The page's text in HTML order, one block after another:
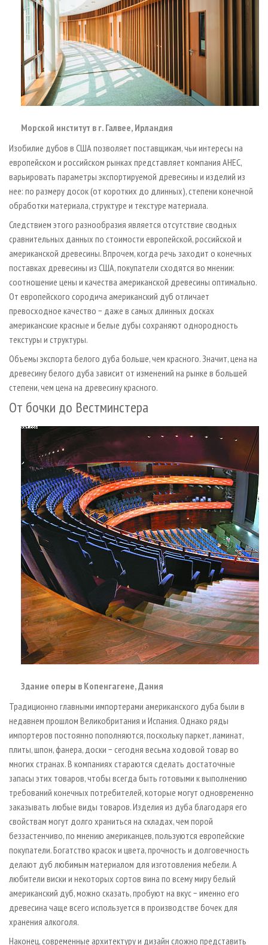
Морской институт в г. Галвее, Ирландия
Изобилие дубов в США позволяет поставщикам, чьи интересы на
европейском и российском рынках представляет компания AHEC,
варьировать параметры экспортируемой древесины и изделий из
нее: по размеру досок (от коротких до длинных), степени конечной
обработки материала, структуре и текстуре материала.
Следствием этого разнообразия является отсутствие сводных
сравнительных данных по стоимости европейской, российской и
американской древесины. Впрочем, когда речь заходит о конечных
поставках древесины из США, покупатели сходятся во мнении:
соотношение цены и качества американской древесины оптимально.
От европейского сородича американский дуб отличает
превосходное качество − даже в самых длинных досках
американские красные и белые дубы сохраняют однородность
текстуры и структуры.
Объемы экспорта белого дуба больше, чем красного. Значит, цена на
древесину белого дуба зависит от изменений на рынке в большей
степени, чем цена на древесину красного.
От бочки до Вестминстера
Здание оперы в Копенгагене, Дания
Традиционно главными импортерами американского дуба были в
недавнем прошлом Великобритания и Испания. Однако ряды
импортеров постоянно пополняются, поскольку паркет, ламинат,
плиты, шпон, фанера, доски − сегодня весьма ходовой товар во
многих странах. В компаниях стараются сделать достаточные
запасы этих товаров, чтобы всегда быть готовыми к выполнению
требований конечных потребителей, которые могут одновременно
заказывать любые виды товаров. Изделия из дуба благодаря его
свойствам могут долго храниться на складах, чем порой
беззастенчиво, по мнению американцев, пользуются европейские
покупатели. Богатство красок и цвета, прочность и долговечность
делают дуб любимым материалом для изготовления мебели. А
любители виски и некоторых сортов вина по всему миру белый
американский дуб, можно сказать, пробуют на вкус − именно его
древесина чаще всего используется в производстве бочек для
хранения алкоголя.
Наконец, современные архитектуру и дизайн сложно представить